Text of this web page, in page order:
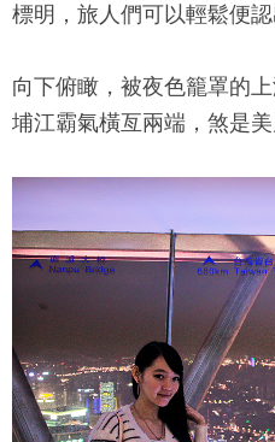
標明，旅人們可以輕鬆便
向下俯瞰，被夜色籠罩的
埔江霸氣橫亙兩端，煞是美